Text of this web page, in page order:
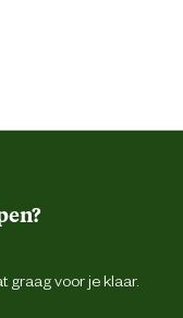
graag voor je klaar.